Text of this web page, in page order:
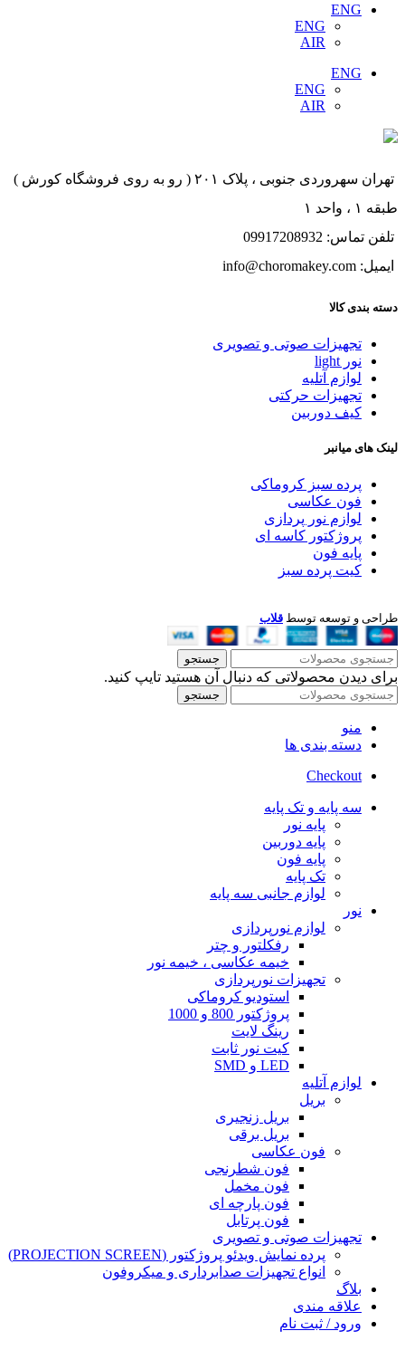
ENG
ENG
AIR
ENG
ENG
AIR
تهران سهروردی جنوبی ، پلاک ۲۰۱ ( رو به روی فروشگاه کورش )
طبقه ۱ ، واحد ۱
تلفن تماس: 09917208932
ایمیل: info@choromakey.com
دسته بندی کالا
تجهیزات صوتی و تصویری
نور light
لوازم آتلیه
تجهیزات حرکتی
کیف دوربین
لینک های میانبر
پرده سبز کروماکی
فون عکاسی
لوازم نور پردازی
پروژکتور کاسه ای
پایه فون
کیت پرده سبز
طراحی و توسعه توسط قلاب
جستجو
برای دیدن محصولاتی که دنبال آن هستید تایپ کنید.
جستجو
منو
دسته بندی ها
Checkout
سه پایه و تک پایه
پایه نور
پایه دوربین
پایه فون
تک پایه
لوازم جانبی سه پایه
نور
لوازم نورپردازی
رفکلتور و چتر
خیمه عکاسی ، خیمه نور
تجهیزات نورپردازی
استودیو کروماکی
پروژکتور 800 و 1000
رینگ لایت
کیت نور ثابت
LED و SMD
لوازم آتلیه
بریل
بریل زنجیری
بریل برقی
فون عکاسی
فون شطرنجی
فون مخمل
فون پارچه ای
فون پرتابل
تجهیزات صوتی و تصویری
پرده نمایش ویدئو پروژکتور (PROJECTION SCREEN)
انواع تجهیزات صدابرداری و میکروفون
بلاگ
علاقه مندی
ورود / ثبت نام